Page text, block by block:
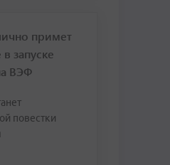
примет
в запуске
ВЭФ
повестки